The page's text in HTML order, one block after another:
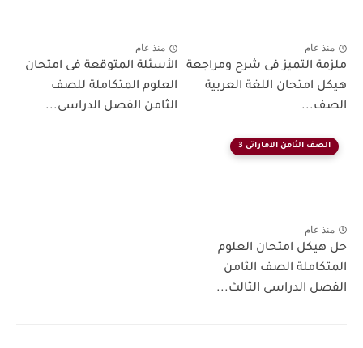
منذ عام
ملزمة التميز فى شرح ومراجعة
هيكل امتحان اللغة العربية
الصف...
منذ عام
الأسئلة المتوقعة فى امتحان
العلوم المتكاملة للصف
الثامن الفصل الدراسى...
الصف الثامن الاماراتى 3
منذ عام
حل هيكل امتحان العلوم
المتكاملة الصف الثامن
الفصل الدراسى الثالث...